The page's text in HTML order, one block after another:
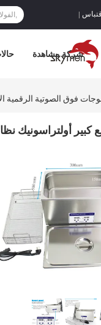
شركة مشاهدة
فوق الصوتية الرقمية
كبير أولتراسونيك نظافة